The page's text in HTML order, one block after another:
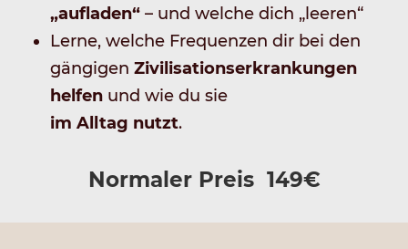
„aufladen“ – und welche dich „leeren“
Lerne, welche Frequenzen dir bei den
gängigen Zivilisationserkrankungen
helfen und wie du sie
im Alltag nutzt.
Normaler Preis 149€